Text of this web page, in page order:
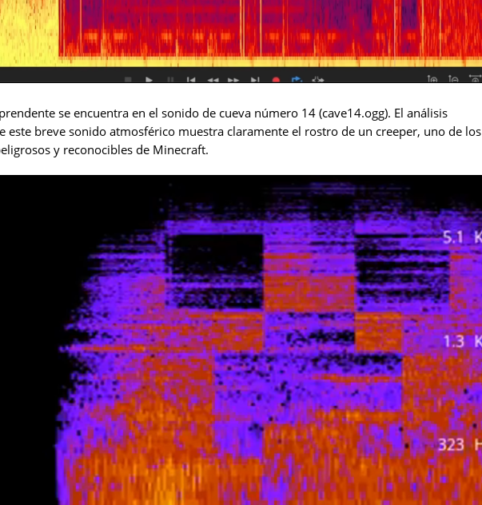
se encuentra en el sonido de cueva número 14 (cave14.ogg). El análisis
este breve sonido atmosférico muestra claramente el rostro de un creeper, uno de los
y reconocibles de Minecraft.